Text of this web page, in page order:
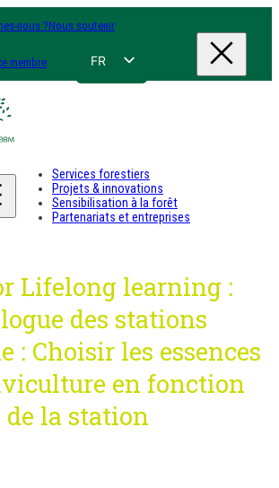
nous ?Nous soutenir
membre FR
DE
Services forestiers
Projets & innovations
Sensibilisation à la forêt
Partenariats et entreprises
Lifelong learning :
des stations
: Choisir les essences
en fonction
de la station